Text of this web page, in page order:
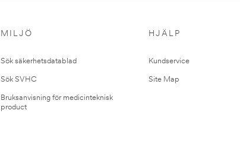
MILJÖ
Sök säkerhetsdatablad
Sök SVHC
Bruksanvisning för medicinteknisk
product
HJÄLP
Kundservice
Site Map